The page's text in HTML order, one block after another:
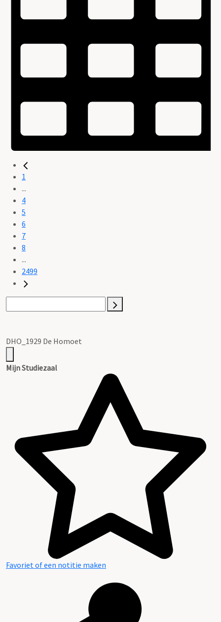
1
...
4
5
6
7
8
...
2499
DHO_1929 De Homoet
Mijn Studiezaal
Favoriet of een notitie maken